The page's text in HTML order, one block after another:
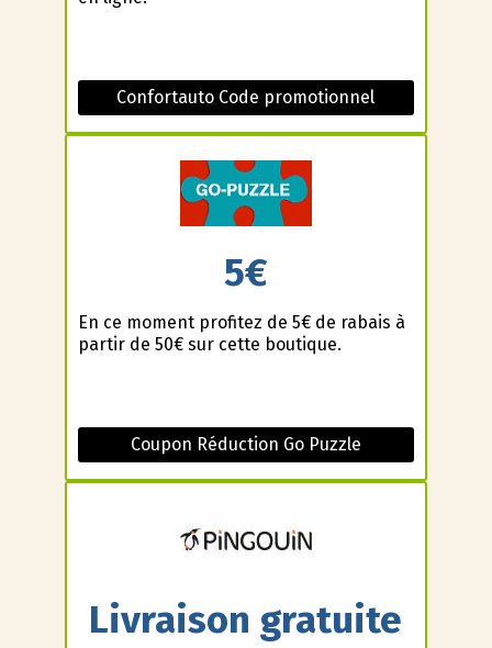
Confortauto Code promotionnel
5€
En ce moment profitez de 5€ de rabais à
partir de 50€ sur cette boutique.
Coupon Réduction Go Puzzle
Livraison gratuite